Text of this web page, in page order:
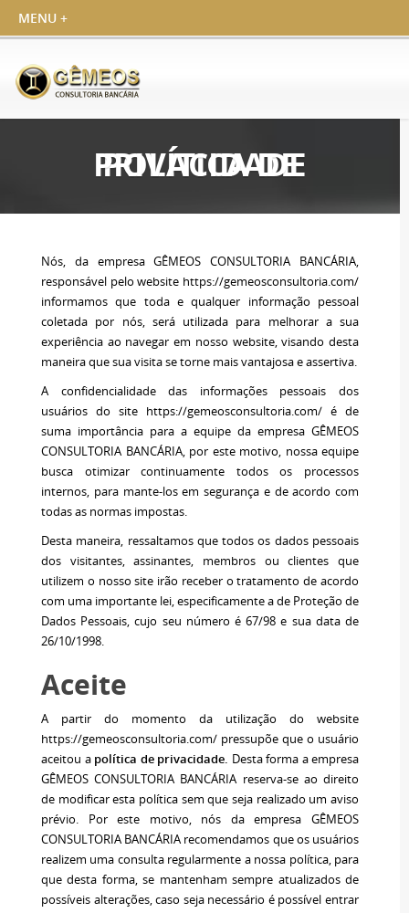
POLÍTICA DE PRIVACIDADE
Nós, da empresa GÊMEOS CONSULTORIA BANCÁRIA,
responsável pelo website https://gemeosconsultoria.com/
informamos que toda e qualquer informação pessoal
coletada por nós, será utilizada para melhorar a sua
experiência ao navegar em nosso website, visando desta
maneira que sua visita se torne mais vantajosa e assertiva.
A confidencialidade das informações pessoais dos
usuários do site https://gemeosconsultoria.com/ é de
suma importância para a equipe da empresa GÊMEOS
CONSULTORIA BANCÁRIA, por este motivo, nossa equipe
busca otimizar continuamente todos os processos
internos, para mante-los em segurança e de acordo com
todas as normas impostas.
Desta maneira, ressaltamos que todos os dados pessoais
dos visitantes, assinantes, membros ou clientes que
utilizem o nosso site irão receber o tratamento de acordo
com uma importante lei, especificamente a de Proteção de
Dados Pessoais, cujo seu número é 67/98 e sua data de
26/10/1998.
Aceite
A partir do momento da utilização do website
https://gemeosconsultoria.com/ pressupõe que o usuário
aceitou a política de privacidade. Desta forma a empresa
GÊMEOS CONSULTORIA BANCÁRIA reserva-se ao direito
de modificar esta política sem que seja realizado um aviso
prévio. Por este motivo, nós da empresa GÊMEOS
CONSULTORIA BANCÁRIA recomendamos que os usuários
realizem uma consulta regularmente a nossa política, para
que desta forma, se mantenham sempre atualizados de
possíveis alterações, caso seja necessário é possível entrar